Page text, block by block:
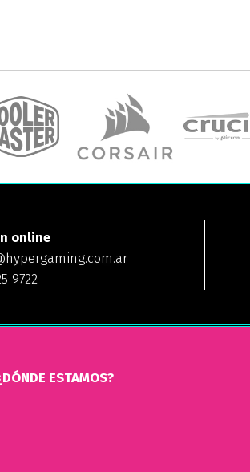
online
9722
ESTAMOS?